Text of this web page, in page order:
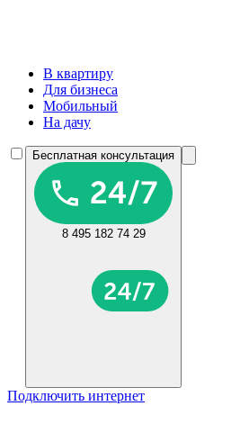
В квартиру
Для бизнеса
Мобильный
На дачу
Бесплатная консультация
8 495 182 74 29
Подключить интернет